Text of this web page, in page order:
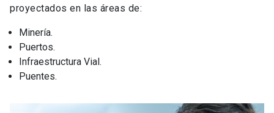
proyectados en las áreas de:
Minería.
Puertos.
Infraestructura Vial.
Puentes.